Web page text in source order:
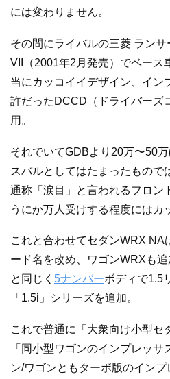
には変わりません。
その間にライバルの三菱 ラン
VII（2001年2月発売）でベース
当にカッコイイデザイン、イン
許だったDCCD（ドライバーズ
用。
それでいてGDBより20万〜50万
スバルとしてはたまったもので
通称「涙目」と言われるフロン
うにか万人受けする程度にはカ
これと合わせてセダンWRX NA
ード名を改め、ワゴンWRXも
と同じく 5ナンバーボディで1.5
「1.5i」シリーズを追加。
これで普通に「大衆向け小型セ
「同小型ワゴンのインプレッ
ン/ワゴンともターボ版のイン